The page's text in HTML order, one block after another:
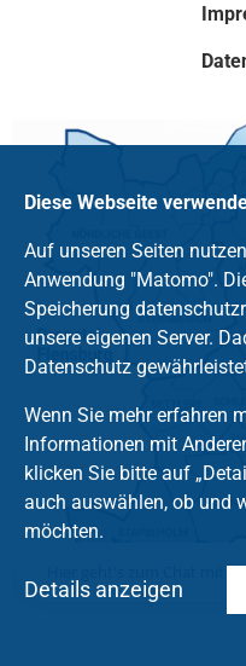
Diese Webseite
Auf unseren Seiten
Anwendung "Matomo".
Speicherung
unsere eigenen Server.
Datenschutz
Wenn Sie mehr erfahren
Informationen mit
klicken Sie bitte auf
auch auswählen, ob und
möchten.
Details anzeigen
Hier geht's zum Chat mit